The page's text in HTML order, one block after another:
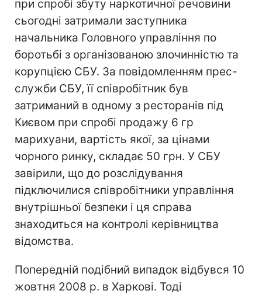
при спробі збуту наркотичної речовини
сьогодні затримали заступника
начальника Головного управління по
боротьбі з організованою злочинністю та
корупцією СБУ. За повідомленням прес-
служби СБУ, її співробітник був
затриманий в одному з ресторанів під
Києвом при спробі продажу 6 гр
марихуани, вартість якої, за цінами
чорного ринку, складає 50 грн. У СБУ
завірили, що до розслідування
підключилися співробітники управління
внутрішньої безпеки і ця справа
знаходиться на контролі керівництва
відомства.
Попередній подібний випадок відбувся 10
жовтня 2008 р. в Харкові. Тоді